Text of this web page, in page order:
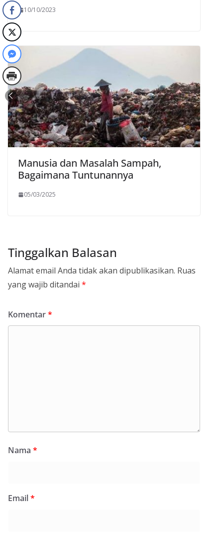
10/10/2023
Manusia dan Masalah Sampah,
Bagaimana Tuntunannya
05/03/2025
Tinggalkan Balasan
Alamat email Anda tidak akan dipublikasikan. Ruas
yang wajib ditandai *
Komentar*
Nama *
Email*